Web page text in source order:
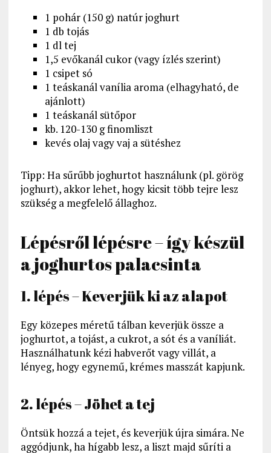
1 pohár (150 g) natúr joghurt
1 db tojás
1 dl tej
1,5 evőkanál cukor (vagy ízlés szerint)
1 csipet só
1 teáskanál vanília aroma (elhagyható, de
ajánlott)
1 teáskanál sütőpor
kb. 120-130 g finomliszt
kevés olaj vagy vaj a sütéshez
Tipp: Ha sűrűbb joghurtot használunk (pl. görög
joghurt), akkor lehet, hogy kicsit több tejre lesz
szükség a megfelelő állaghoz.
Lépésről lépésre – így készül
a joghurtos palacsinta
1. lépés – Keverjük ki az alapot
Egy közepes méretű tálban keverjük össze a
joghurtot, a tojást, a cukrot, a sót és a vaníliát.
Használhatunk kézi habverőt vagy villát, a
lényeg, hogy egynemű, krémes masszát kapjunk.
2. lépés – Jöhet a tej
Öntsük hozzá a tejet, és keverjük újra simára. Ne
aggódjunk, ha hígabb lesz, a liszt majd sűríti a